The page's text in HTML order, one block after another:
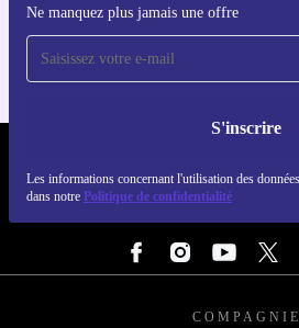
Ne manquez plus jamais une offre
S'inscrire
Les informations concernant l'utilisation des
dans notre Politique de confidentialité
Pour iOS et Android
COMPAGNIE